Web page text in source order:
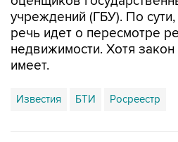
учреждений (ГБУ). По
речь идет о пересмотре
недвижимости. Хотя
имеет.
Известия БТИ Росреестр